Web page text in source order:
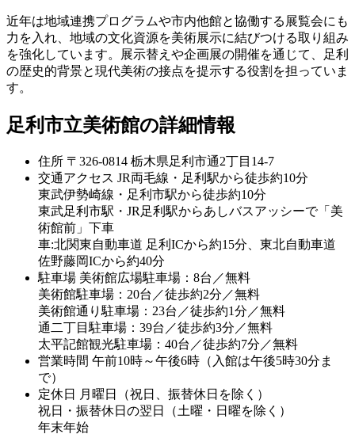
近年は地域連携プログラムや市内他館と協働する展覧会にも
力を入れ、地域の文化資源を美術展示に結びつける取り組み
を強化しています。展示替えや企画展の開催を通じて、足利
の歴史的背景と現代美術の接点を提示する役割を担っていま
す。
足利市立美術館の詳細情報
住所 〒326-0814 栃木県足利市通2丁目14-7
交通アクセス JR両毛線・足利駅から徒歩約10分
東武伊勢崎線・足利市駅から徒歩約10分
東武足利市駅・JR足利駅からあしバスアッシーで「美
術館前」下車
車:北関東自動車道 足利ICから約15分、東北自動車道
佐野藤岡ICから約40分
駐車場 美術館広場駐車場：8台／無料
美術館駐車場：20台／徒歩約2分／無料
美術館通り駐車場：23台／徒歩約1分／無料
通二丁目駐車場：39台／徒歩約3分／無料
太平記館観光駐車場：40台／徒歩約7分／無料
営業時間 午前10時～午後6時（入館は午後5時30分ま
で）
定休日
月曜日（祝日、振替休日を除く）
祝日・振替休日の翌日（土曜・日曜を除く）
年末年始